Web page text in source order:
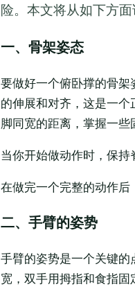
险。本文将从如下方
一、骨架姿态
要做好一个俯卧撑的骨
的伸展和对齐，这是一
脚同宽的距离，掌握一些
当你开始做动作时，保持
在做完一个完整的动作后
二、手臂的姿势
手臂的姿势是一个关键
宽，双手用拇指和食指固